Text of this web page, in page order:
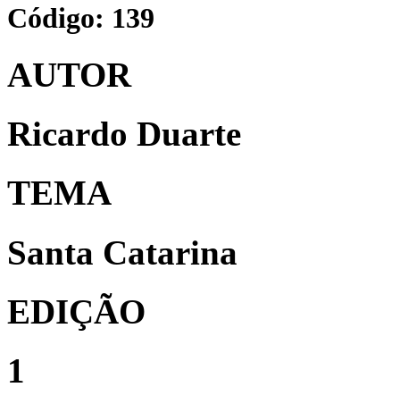
Código: 139
AUTOR
Ricardo Duarte
TEMA
Santa Catarina
EDIÇÃO
1